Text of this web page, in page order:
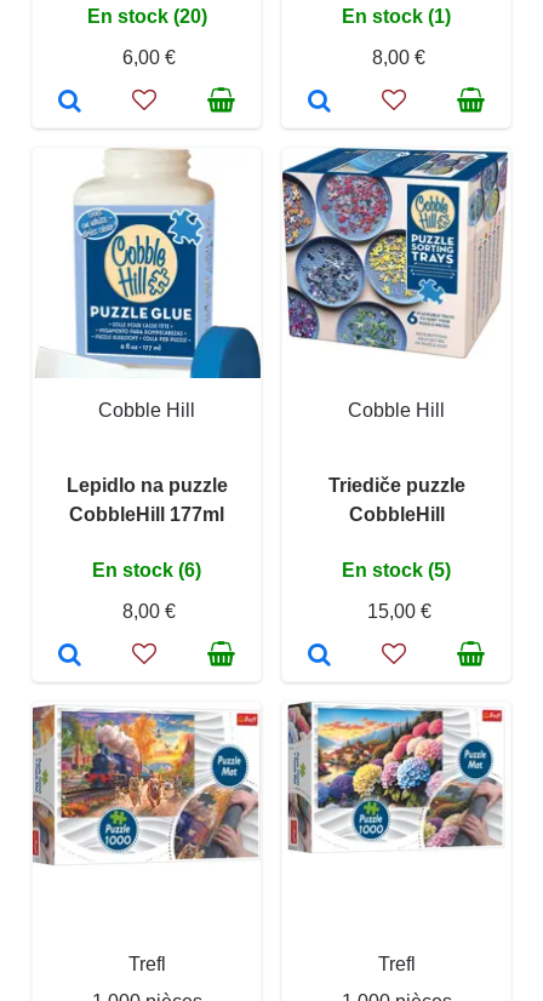
En stock (20)
6,00 €
En stock (1)
8,00 €
Cobble Hill
Lepidlo na puzzle
CobbleHill 177ml
En stock (6)
8,00 €
Cobble Hill
Triediče puzzle
CobbleHill
En stock (5)
15,00 €
Trefl
Trefl